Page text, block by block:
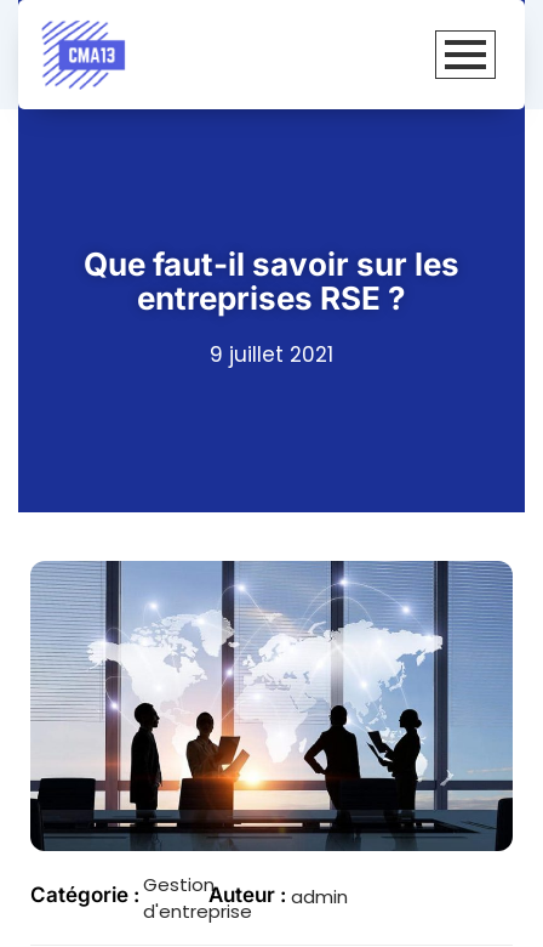
Que faut-il savoir sur les
entreprises RSE ?
9 juillet 2021
Catégorie : Gestion
d'entreprise
Auteur : admin